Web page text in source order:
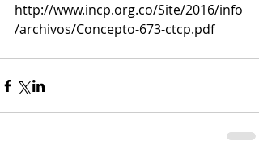
http://www.incp.org.co/Site/2016/info
/archivos/Concepto-673-ctcp.pdf